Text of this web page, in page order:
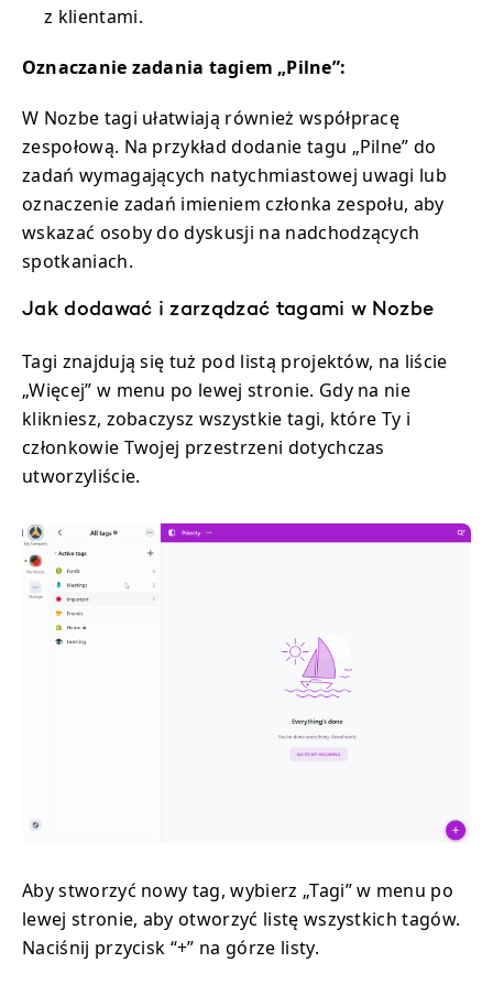
z klientami.
Oznaczanie zadania tagiem „Pilne”:
W Nozbe tagi ułatwiają również współpracę
zespołową. Na przykład dodanie tagu „Pilne” do
zadań wymagających natychmiastowej uwagi lub
oznaczenie zadań imieniem członka zespołu, aby
wskazać osoby do dyskusji na nadchodzących
spotkaniach.
Jak dodawać i zarządzać tagami w Nozbe
Tagi znajdują się tuż pod listą projektów, na liście
„Więcej” w menu po lewej stronie. Gdy na nie
klikniesz, zobaczysz wszystkie tagi, które Ty i
członkowie Twojej przestrzeni dotychczas
utworzyliście.
Aby stworzyć nowy tag, wybierz „Tagi” w menu po
lewej stronie, aby otworzyć listę wszystkich tagów.
Naciśnij przycisk “+” na górze listy.